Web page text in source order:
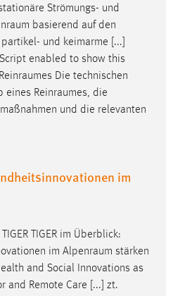
Strömungs- und
basierend auf den
und keimarme [...]
enabled to show this
Reinraumes Die technischen
eines Reinraumes, die
und die relevanten
im
TIGER im Überblick:
im Alpenraum stärken
and Social Innovations as
and Remote Care [...] zt.